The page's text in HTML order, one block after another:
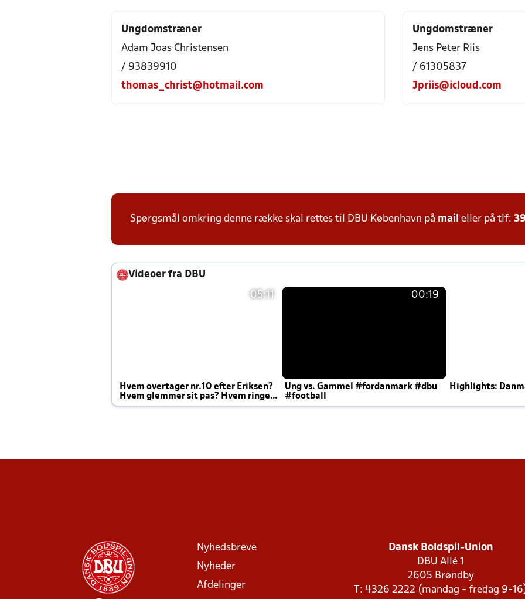
Ungdomstræner
Adam Joas Christensen
/ 93839910
thomas_christ@hotmail.com
Ungdomstræner
Jens Peter Riis
/ 61305837
Jpriis@icloud.com
Spørgsmål omkring denne række skal rettes til DBU København på mail eller på tlf:
Videoer fra DBU
05:11
Hvem overtager nr.10 efter Eriksen?
Hvem glemmer sit pas? Hvem ringer
Joachim altid til efter kampe?
00:19
Ung vs. Gammel #fordanmark #dbu
#football
Highlights:
Nyhedsbreve
Nyheder
Afdelinger
Dansk Boldspil-Union
DBU Allé 1
2605 Brøndby
T: 4326 2222 (mandag - fredag 9-